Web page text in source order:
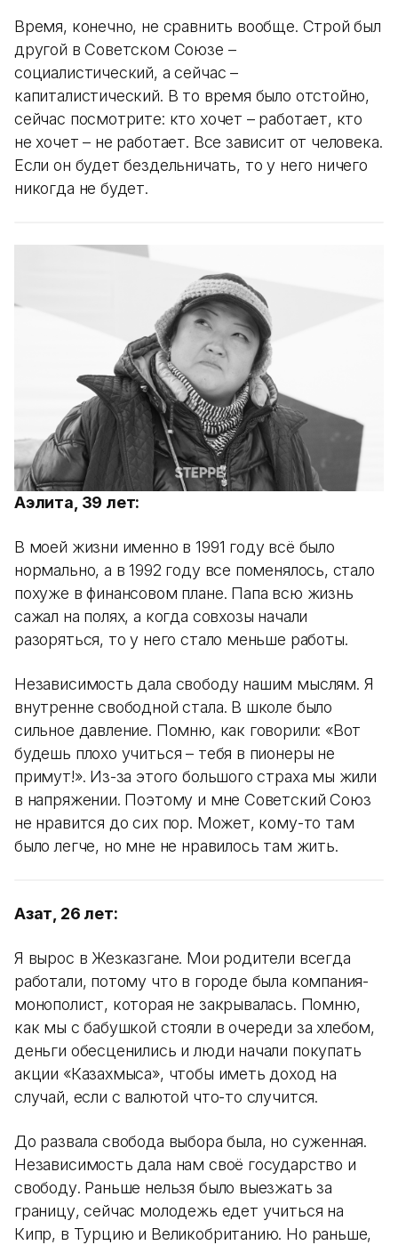
Время, конечно, не сравнить вообще. Строй был
другой в Советском Союзе –
социалистический, а сейчас –
капиталистический. В то время было отстойно,
сейчас посмотрите: кто хочет – работает, кто
не хочет – не работает. Все зависит от человека.
Если он будет бездельничать, то у него ничего
никогда не будет.
Аэлита, 39 лет:
В моей жизни именно в 1991 году всё было
нормально, а в 1992 году все поменялось, стало
похуже в финансовом плане. Папа всю жизнь
сажал на полях, а когда совхозы начали
разоряться, то у него стало меньше работы.
Независимость дала свободу нашим мыслям. Я
внутренне свободной стала. В школе было
сильное давление. Помню, как говорили: «Вот
будешь плохо учиться – тебя в пионеры не
примут!». Из-за этого большого страха мы жили
в напряжении. Поэтому и мне Советский Союз
не нравится до сих пор. Может, кому-то там
было легче, но мне не нравилось там жить.
Азат, 26 лет:
Я вырос в Жезказгане. Мои родители всегда
работали, потому что в городе была компания-
монополист, которая не закрывалась. Помню,
как мы с бабушкой стояли в очереди за хлебом,
деньги обесценились и люди начали покупать
акции «Казахмыса», чтобы иметь доход на
случай, если с валютой что-то случится.
До развала свобода выбора была, но суженная.
Независимость дала нам своё государство и
свободу. Раньше нельзя было выезжать за
границу, сейчас молодежь едет учиться на
Кипр, в Турцию и Великобританию. Но раньше,